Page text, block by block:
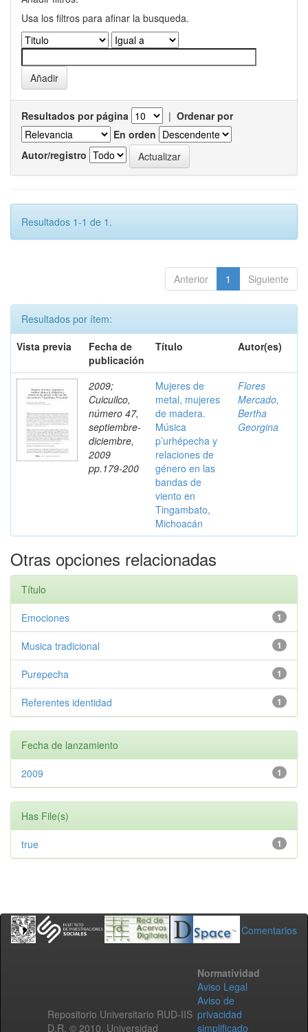
Usa los filtros para afinar la busqueda.
Resultados por página | Ordenar por
En orden
Autor/registro
Resultados 1-1 de 1.
Anterior 1 Siguiente
Resultados por ítem:
Vista previa
Fecha de
publicación
Título Autor(es)
2009;
Cuicuilco,
número 47,
septiembre-
diciembre,
2009
pp.179-200
Mujeres de
metal, mujeres
de madera.
Música
p’urhépecha y
relaciones de
género en las
bandas de
viento en
Tingambato,
Michoacán
Flores
Mercado,
Bertha
Georgina
Otras opciones relacionadas
Título
1
Emociones
1
Musica tradicional
1
Purepecha
1
Referentes identidad
Fecha de lanzamiento
1
2009
Has File(s)
1
true
Comentarios
Repositorio Universitario RUD-IIS
D.R. © 2010. Universidad
Normatividad
Aviso Legal
Aviso de
privacidad
simplificado